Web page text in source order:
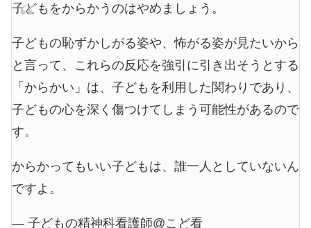
子どもをからかうのはやめましょう。
子どもの恥ずかしがる姿や、怖がる姿が見たいから
と言って、これらの反応を強引に引き出そうとする
「からかい」は、子どもを利用した関わりであり、
子どもの心を深く傷つけてしまう可能性があるので
す。
からかってもいい子どもは、誰一人としていないん
ですよ。
— 子どもの精神科看護師@こど看